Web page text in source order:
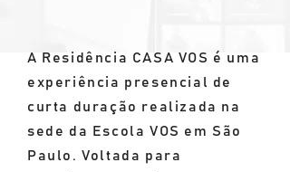
A Residência CASA VOS é uma
experiência presencial de
curta duração realizada na
sede da Escola VOS em São
Paulo. Voltada para